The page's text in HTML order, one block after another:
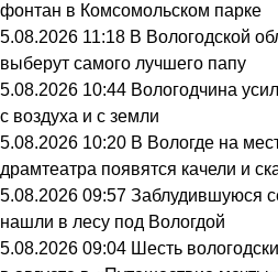
фонтан в Комсомольском парке
5.08.2026 11:18 В Вологодской
выберут самого лучшего папу
5.08.2026 10:44 Вологодчина
с воздуха и с земли
5.08.2026 10:20 В Вологде на
драмтеатра появятся качели и
5.08.2026 09:57 Заблудившуюся
нашли в лесу под Вологдой
5.08.2026 09:04 Шесть